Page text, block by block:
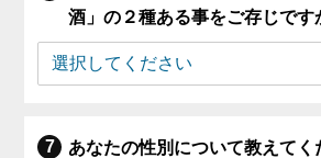
酒」の２種ある事をご存じです
あなたの性別について教えてく